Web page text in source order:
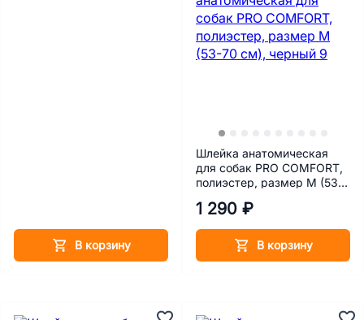
В корзину
Шлейка анатомическая
для собак PRO COMFORT,
полиэстер, размер М (53-
1 290 ₽
В корзину